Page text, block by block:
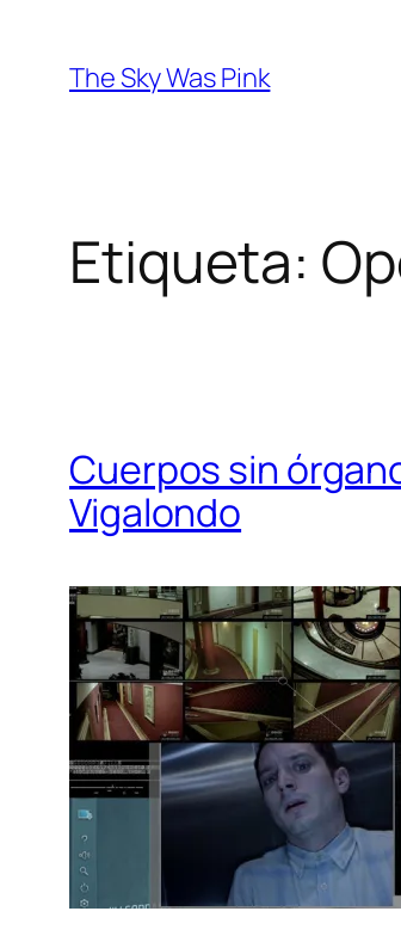
contenido
The Sky Was Pink
Etiqueta:
Cuerpos sin
Vigalondo